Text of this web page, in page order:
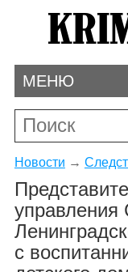
МЕНЮ
Новости →
управления
с